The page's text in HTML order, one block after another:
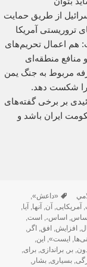
از طریق حمایت
تروریستی آمریکا
هم اعمال تحریم‌های
منافع منطقه‌ای
مربوط به جنگ یمن
را شکست دهد.
بر برخی گفته‌های
ایران باشد و
برچسب‌ها
«داعش»,
, آمریکایی, آن, آنها, آیا,
اساس, اساس،, است,
, افزایش, افق, اگر,
, ایست», این,
,بر,براندازی,برای,
,بسیاری,بشار,